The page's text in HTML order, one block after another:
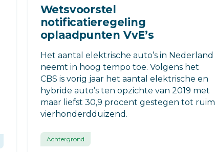
Wetsvoorstel
notificatieregeling
oplaadpunten VvE’s
Het aantal elektrische auto’s in Nederland
neemt in hoog tempo toe. Volgens het
CBS is vorig jaar het aantal elektrische en
hybride auto’s ten opzichte van 2019 met
maar liefst 30,9 procent gestegen tot ruim
vierhonderdduizend.
Achtergrond